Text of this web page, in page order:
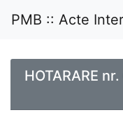
PMB :: Acte
HOTARARE